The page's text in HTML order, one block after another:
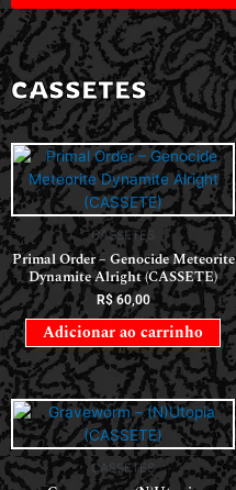
CASSETES
CASSETES
Primal Order – Genocide Meteorite
Dynamite Alright (CASSETE)
R$60,00
Adicionar ao carrinho
CASSETES